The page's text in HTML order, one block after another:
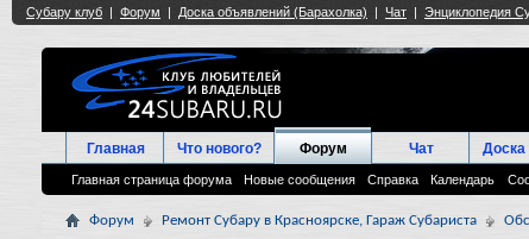
Главная Что нового? Форум
Главная страница форума Новые сообщения Справка Календарь
Чат Доска
Форум Ремонт Субару в Красноярске, Гараж Субариста